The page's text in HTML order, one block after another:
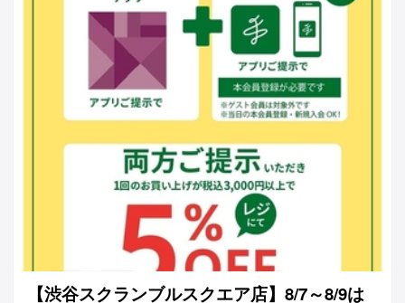
【渋谷スクランブルスクエア店】8/7～8/9は